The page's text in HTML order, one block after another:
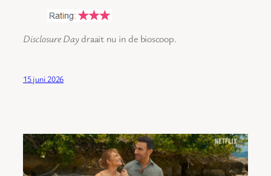
Disclosure Daydraait nu in de bioscoop.
15 juni 2026